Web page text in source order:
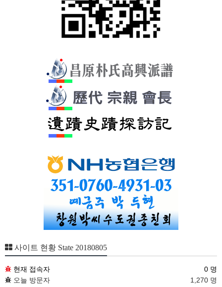
사이트 현황 State 20180805
현재 접속자
0 명
오늘 방문자
1,270 명